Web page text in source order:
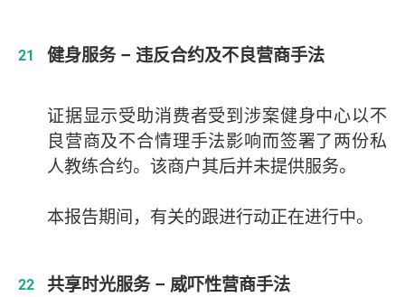
健身服务 – 违反合约及不良营商手法
证据显示受助消费者受到涉案健身中心以不
良营商及不合情理手法影响而签署了两份私
人教练合约。该商户其后并未提供服务。
本报告期间，有关的跟进行动正在进行中。
共享时光服务 – 威吓性营商手法